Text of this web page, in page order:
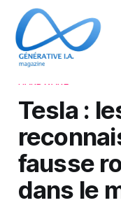
Tesla :
fausse
dans le